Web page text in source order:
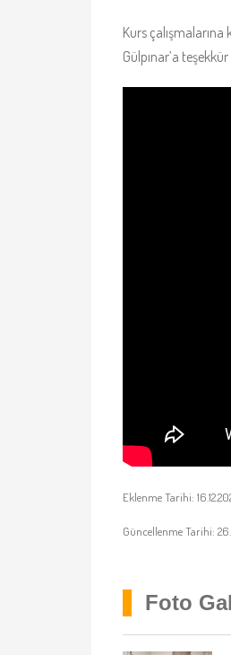
Kurs
Gülpınar’a
Eklenme Tarihi:
Güncellenme Tarihi:
Foto